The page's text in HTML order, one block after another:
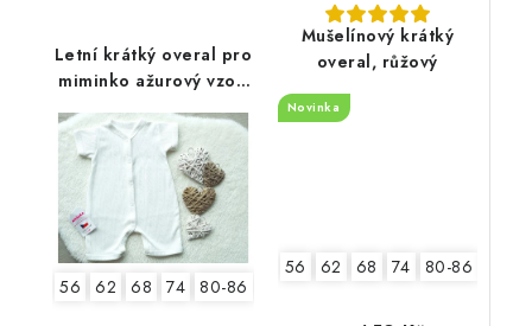
Letní krátký overal pro
miminko ažurový vzor,
56 62 68 74 80-86
Mušelínový krátký
overal, růžový
Novinka
56 62 68 74 80-86